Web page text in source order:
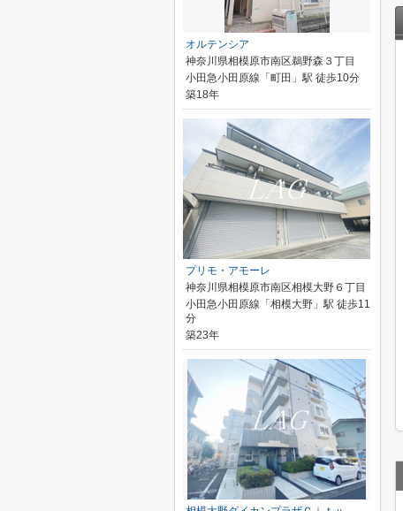
オルテンシア
神奈川県相模原市南区鵜野森３丁目
小田急小田原線「町田」駅 徒歩10分
築18年
プリモ・アモーレ
神奈川県相模原市南区相模大野６丁目
小田急小田原線「相模大野」駅 徒歩11
分
築23年